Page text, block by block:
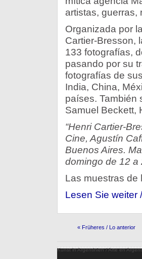
artistas, guerras,
Organizada por
Cartier-Bresson,
133 fotografías,
pasando por su
fotografías de
India, China,
países. También
Samuel Beckett,
“Henri Cartier-
Cine, Agustín
Buenos Aires.
domingo de 12 a
Las muestras de
Lesen Sie weiter
« Früheres / Lo anterior
Kunst in Argentinien / Arte en